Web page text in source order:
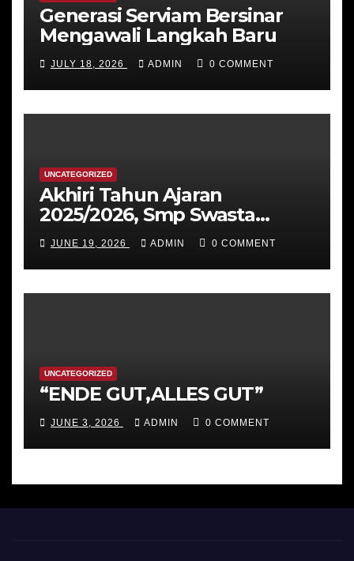
Generasi Serviam Bersinar
Mengawali Langkah Baru
JULY 18, 2026 ADMIN 0 COMMENT
UNCATEGORIZED
Akhiri Tahun Ajaran
2025/2026, Smp Swasta
Katolik St Ursula Ende
menggelar Class Meeting
Ekologis hingga Rapat Kerja
Strategis
JUNE 19, 2026 ADMIN 0 COMMENT
UNCATEGORIZED
“ENDE GUT,ALLES GUT”
JUNE 3, 2026 ADMIN 0 COMMENT